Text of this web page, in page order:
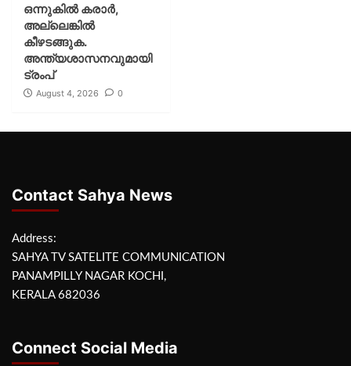
ഒന്നുകില്‍ കരാര്‍,
അല്ലെങ്കില്‍
കീഴടങ്ങുക.
അന്ത്യശാസനവുമായി
ട്രംപ്
August 4, 2026 0
Contact Sahya News
Address:
SAHYA TV SATELITE COMMUNICATION
PANAMPILLY NAGAR KOCHI,
KERALA 682036
Connect Social Media